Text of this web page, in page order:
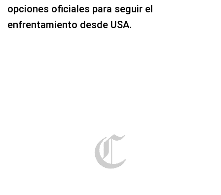
opciones oficiales para seguir el
enfrentamiento desde USA.